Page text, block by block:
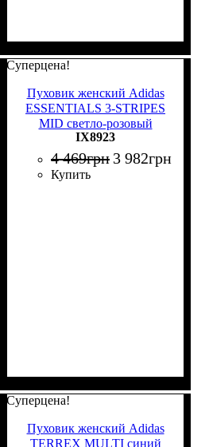
Суперцена!
Пуховик женский Adidas
ESSENTIALS 3-STRIPES
MID светло-розовый
IX8923
IX8923
4 469грн 3 982грн
Купить
Суперцена!
Пуховик женский Adidas
TERREX MULTI синий